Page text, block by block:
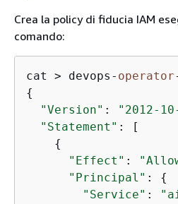
Crea la policy di fiducia IAM
comando:
cat > devops- operator
{
"Version" : "2012-
"Statement" : [
{
"Effect" :
"Principal" : {
"Service" :